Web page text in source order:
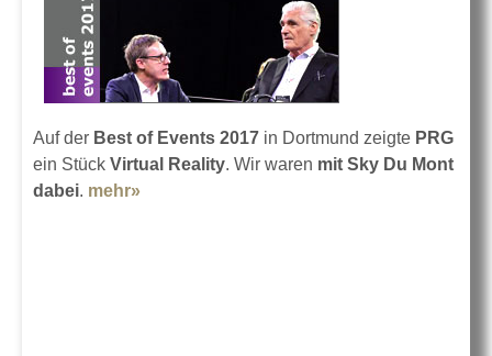
Auf der Best of Events 2017 in Dortmund zeigte PRG
ein Stück Virtual Reality. Wir waren mit Sky Du Mont
dabei. mehr»